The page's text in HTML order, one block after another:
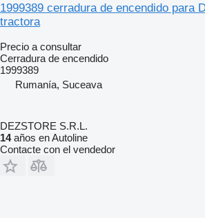
1999389 cerradura de encendido para
tractora
Precio a consultar
Cerradura de encendido
1999389
Rumanía, Suceava
DEZSTORE S.R.L.
14años en Autoline
Contacte con el vendedor